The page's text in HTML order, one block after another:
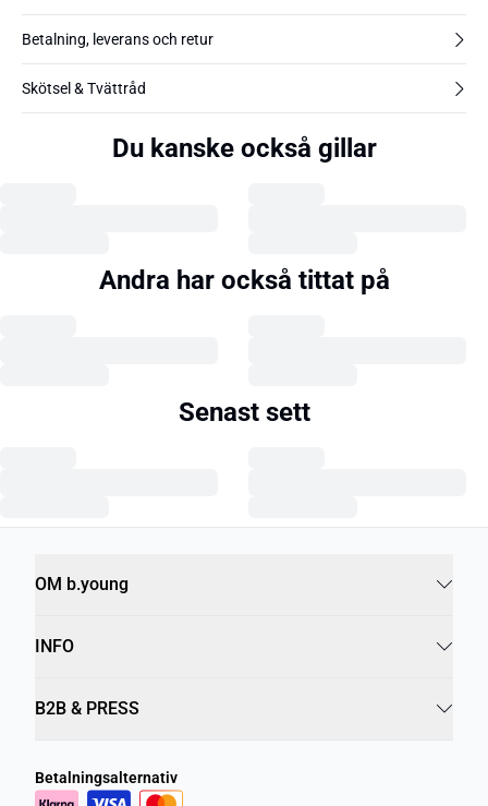
Betalning, leverans och retur
Skötsel & Tvättråd
Du kanske också gillar
Andra har också tittat på
Senast sett
OM b.young
INFO
B2B & PRESS
Betalningsalternativ